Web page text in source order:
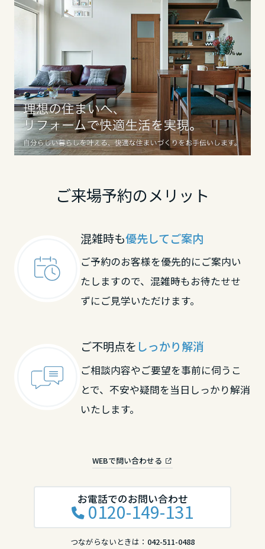
ご来場予約のメリット
混雑時も優先してご案内
ご予約のお客様を優先的にご案内い
たしますので、混雑時もお待たせせ
ずにご見学いただけます。
ご不明点を しっかり解消
ご相談内容やご要望を事前に伺うこ
とで、不安や疑問を当日しっかり解消
いたします。
WEBで問い合わせる
お電話でのお問い合わせ
0120-149-131
つながらないときは： 042-511-0488
香川県
愛媛県
高知県
九州エリア
長崎県
大分県